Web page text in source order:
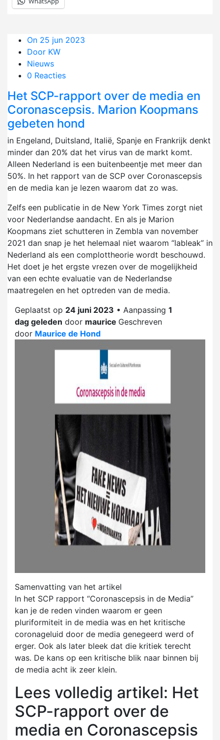
On 25 jun 2023
Door KW
Nieuws
0 Reacties
Het SCP-rapport over de media en
Coronascepsis. Marion Koopmans
gebeten hond
in Engeland, Duitsland, Italië, Spanje en Frankrijk denkt
minder dan 20% dat het virus van de markt komt.
Alleen Nederland is een buitenbeentje met meer dan
50%. In het rapport van de SCP over Coronascepsis
en de media kan je lezen waarom dat zo was.
Zelfs een publicatie in de New York Times zorgt niet
voor Nederlandse aandacht. En als je Marion
Koopmans ziet schutteren in Zembla van november
2021 dan snap je het helemaal niet waarom “lableak” in
Nederland als een complottheorie wordt beschouwd.
Het doet je het ergste vrezen over de mogelijkheid
van een echte evaluatie van de Nederlandse
maatregelen en het optreden van de media.
Geplaatst op 24 juni 2023 • Aanpassing 1
dag geleden door maurice Geschreven
door Maurice de Hond
Samenvatting van het artikel
In het SCP rapport “Coronascepsis in de Media”
kan je de reden vinden waarom er geen
pluriformiteit in de media was en het kritische
coronageluid door de media genegeerd werd of
erger. Ook als later bleek dat die kritiek terecht
was. De kans op een kritische blik naar binnen bij
de media acht ik zeer klein.
Lees volledig artikel: Het
SCP-rapport over de
media en Coronascepsis